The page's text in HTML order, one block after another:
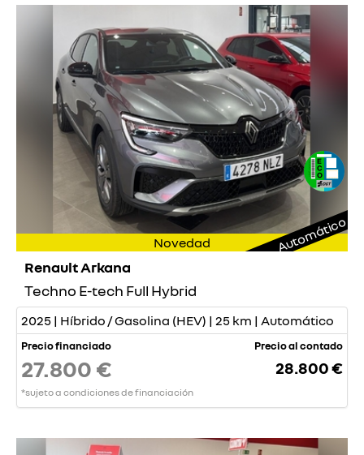
Novedad Automático
Renault Arkana
Techno E-tech Full Hybrid
2025 | Híbrido / Gasolina (HEV) | 25 km | Automático
Precio financiado
27.800 €
*sujeto a condiciones de financiación
Precio al contado
28.800 €